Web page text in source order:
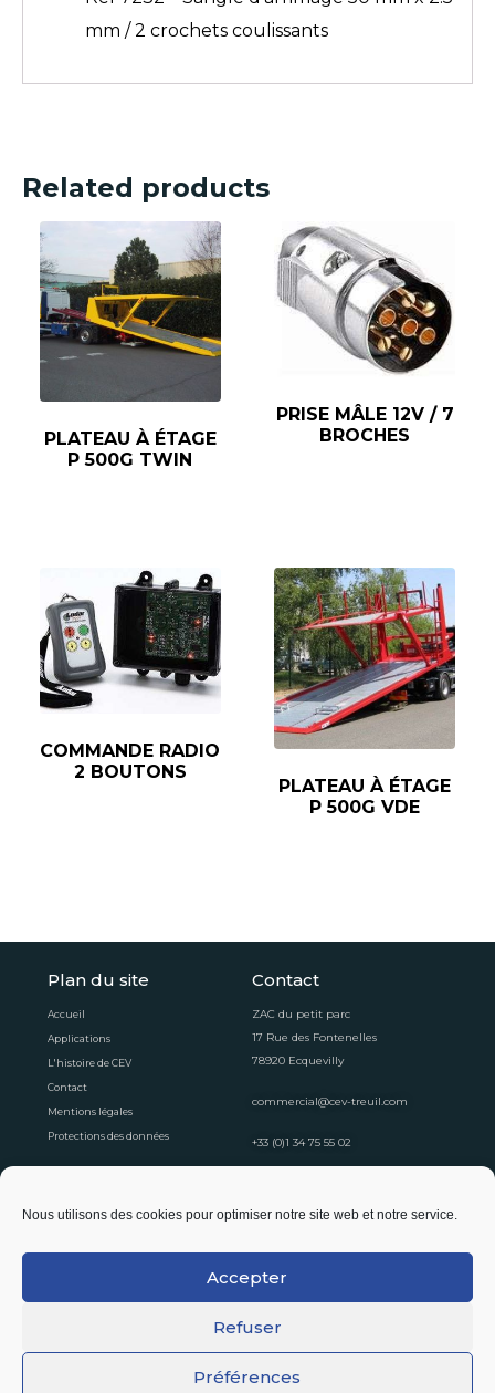
Nous utilisons des cookies pour optimiser notre site web et notre service.
Accepter
Refuser
Préférences
mm / 2 crochets coulissants
Related products
PLATEAU À ÉTAGE
P 500G TWIN
PRISE MÂLE 12V / 7
BROCHES
COMMANDE RADIO
2 BOUTONS
PLATEAU À ÉTAGE
P 500G VDE
Plan du site
Accueil
Applications
L'histoire de CEV
Contact
Mentions légales
Protections des données
Contact
ZAC du petit parc
17 Rue des Fontenelles
78920 Ecquevilly
commercial@cev-treuil.com
+33 (0)1 34 75 55 02
Horaires d'ouvertures